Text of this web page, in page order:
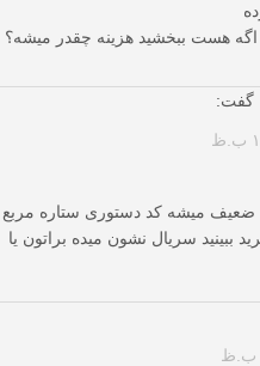
اگه هست ببخشید هزینه چقدر میشه؟
گفت:
ضعیف میشه کد دستوری ستاره مربع
ببینید سریال نشون میده براتون یا